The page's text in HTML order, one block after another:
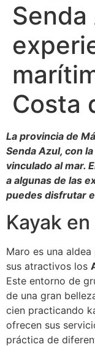
Senda
Costa
La provincia de
Senda Azul, con
vinculado al mar.
a algunas de las
puedes disfrutar
Kayak
Maro es una
sus atractivos los
Este entorno de
de una gran
cien practicando
ofrecen sus
práctica de